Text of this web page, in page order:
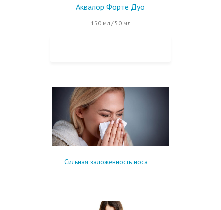
Аквалор Форте Дуо
150 мл / 50 мл
Сильная заложенность носа